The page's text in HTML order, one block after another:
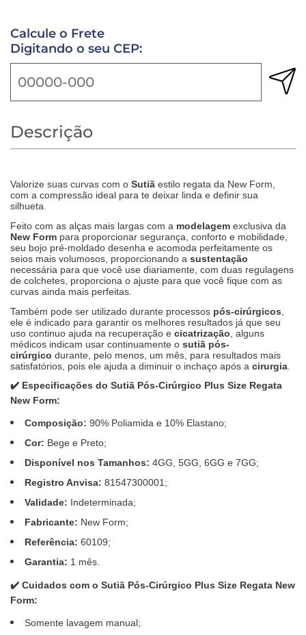
Calcule o Frete
Digitando o seu CEP:
Descrição
Valorize suas curvas com o Sutiã estilo regata da New Form,
com a compressão ideal para te deixar linda e definir sua
silhueta.
Feito com as alças mais largas com a modelagem exclusiva da
New Form para proporcionar segurança, conforto e mobilidade,
seu bojo pré-moldado desenha e acomoda perfeitamente os
seios mais volumosos, proporcionando a sustentação
necessária para que você use diariamente, com duas regulagens
de colchetes, proporciona o ajuste para que você fique com as
curvas ainda mais perfeitas.
Também pode ser utilizado durante processos pós-cirúrgicos
ele é indicado para garantir os melhores resultados já que seu
uso continuo ajuda na recuperação e cicatrização , alguns
médicos indicam usar continuamente o sutiã pós-
cirúrgico durante, pelo menos, um mês, para resultados mais
satisfatórios, pois ele ajuda a diminuir o inchaço após a cirurgia
✔️ Especificações do Sutiã Pós-Cirúrgico Plus Size Regata
New Form:
Composição: 90% Poliamida e 10% Elastano;
Cor: Bege e Preto;
Disponível nos Tamanhos: 4GG, 5GG, 6GG e 7GG;
Registro Anvisa: 81547300001;
Validade: Indeterminada;
Fabricante: New Form;
Referência: 60109;
Garantia: 1 mês.
✔️ Cuidados com o Sutiã Pós-Cirúrgico Plus Size Regata New
Form:
Somente lavagem manual;